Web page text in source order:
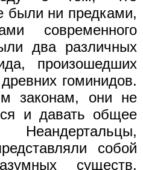
были ни предками,
современного
два различных
произошедших
гоминидов.
законам, они не
и давать общее
собой
существ,